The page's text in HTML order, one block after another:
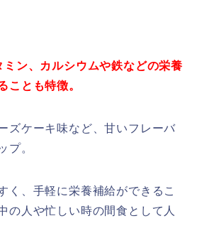
ン、カルシウムや鉄などの栄養
ことも特徴。
ズケーキ味など、甘いフレーバ
プ。
く、手軽に栄養補給ができるこ
の人や忙しい時の間食として人